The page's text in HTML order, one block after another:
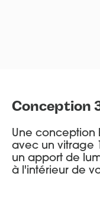
Conception
Une conception
avec un vitrage
un apport de
à l'intérieur de